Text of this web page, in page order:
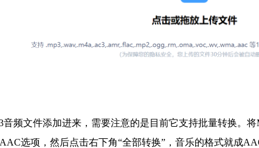
音频文件添加进来，需要注意的是目前它支持批量转换。
选项，然后点击右下角“全部转换”，音乐的格式就成